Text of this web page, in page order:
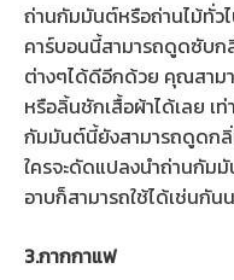
ถ่านกัมมันต์หรือถ่านไม้ทั่ว
คาร์บอนนี้สามารถดูดซับ
ต่างๆได้ดีอีกด้วย คุณสามา
หรือลิ้นชักเสื้อผ้าได้เลย เ
กัมมันต์นี้ยังสามารถดูดกลิ่
ใครจะดัดแปลงนำถ่านกัม
อาบก็สามารถใช้ได้เช่นกัน
3.กากกาแฟ